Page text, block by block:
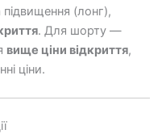
(лонг),
. Для шорту —
вище ціни відкриття,
ціни.